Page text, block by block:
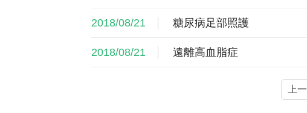
2018/08/21 糖尿病足部照護
2018/08/21 遠離高血脂症
上